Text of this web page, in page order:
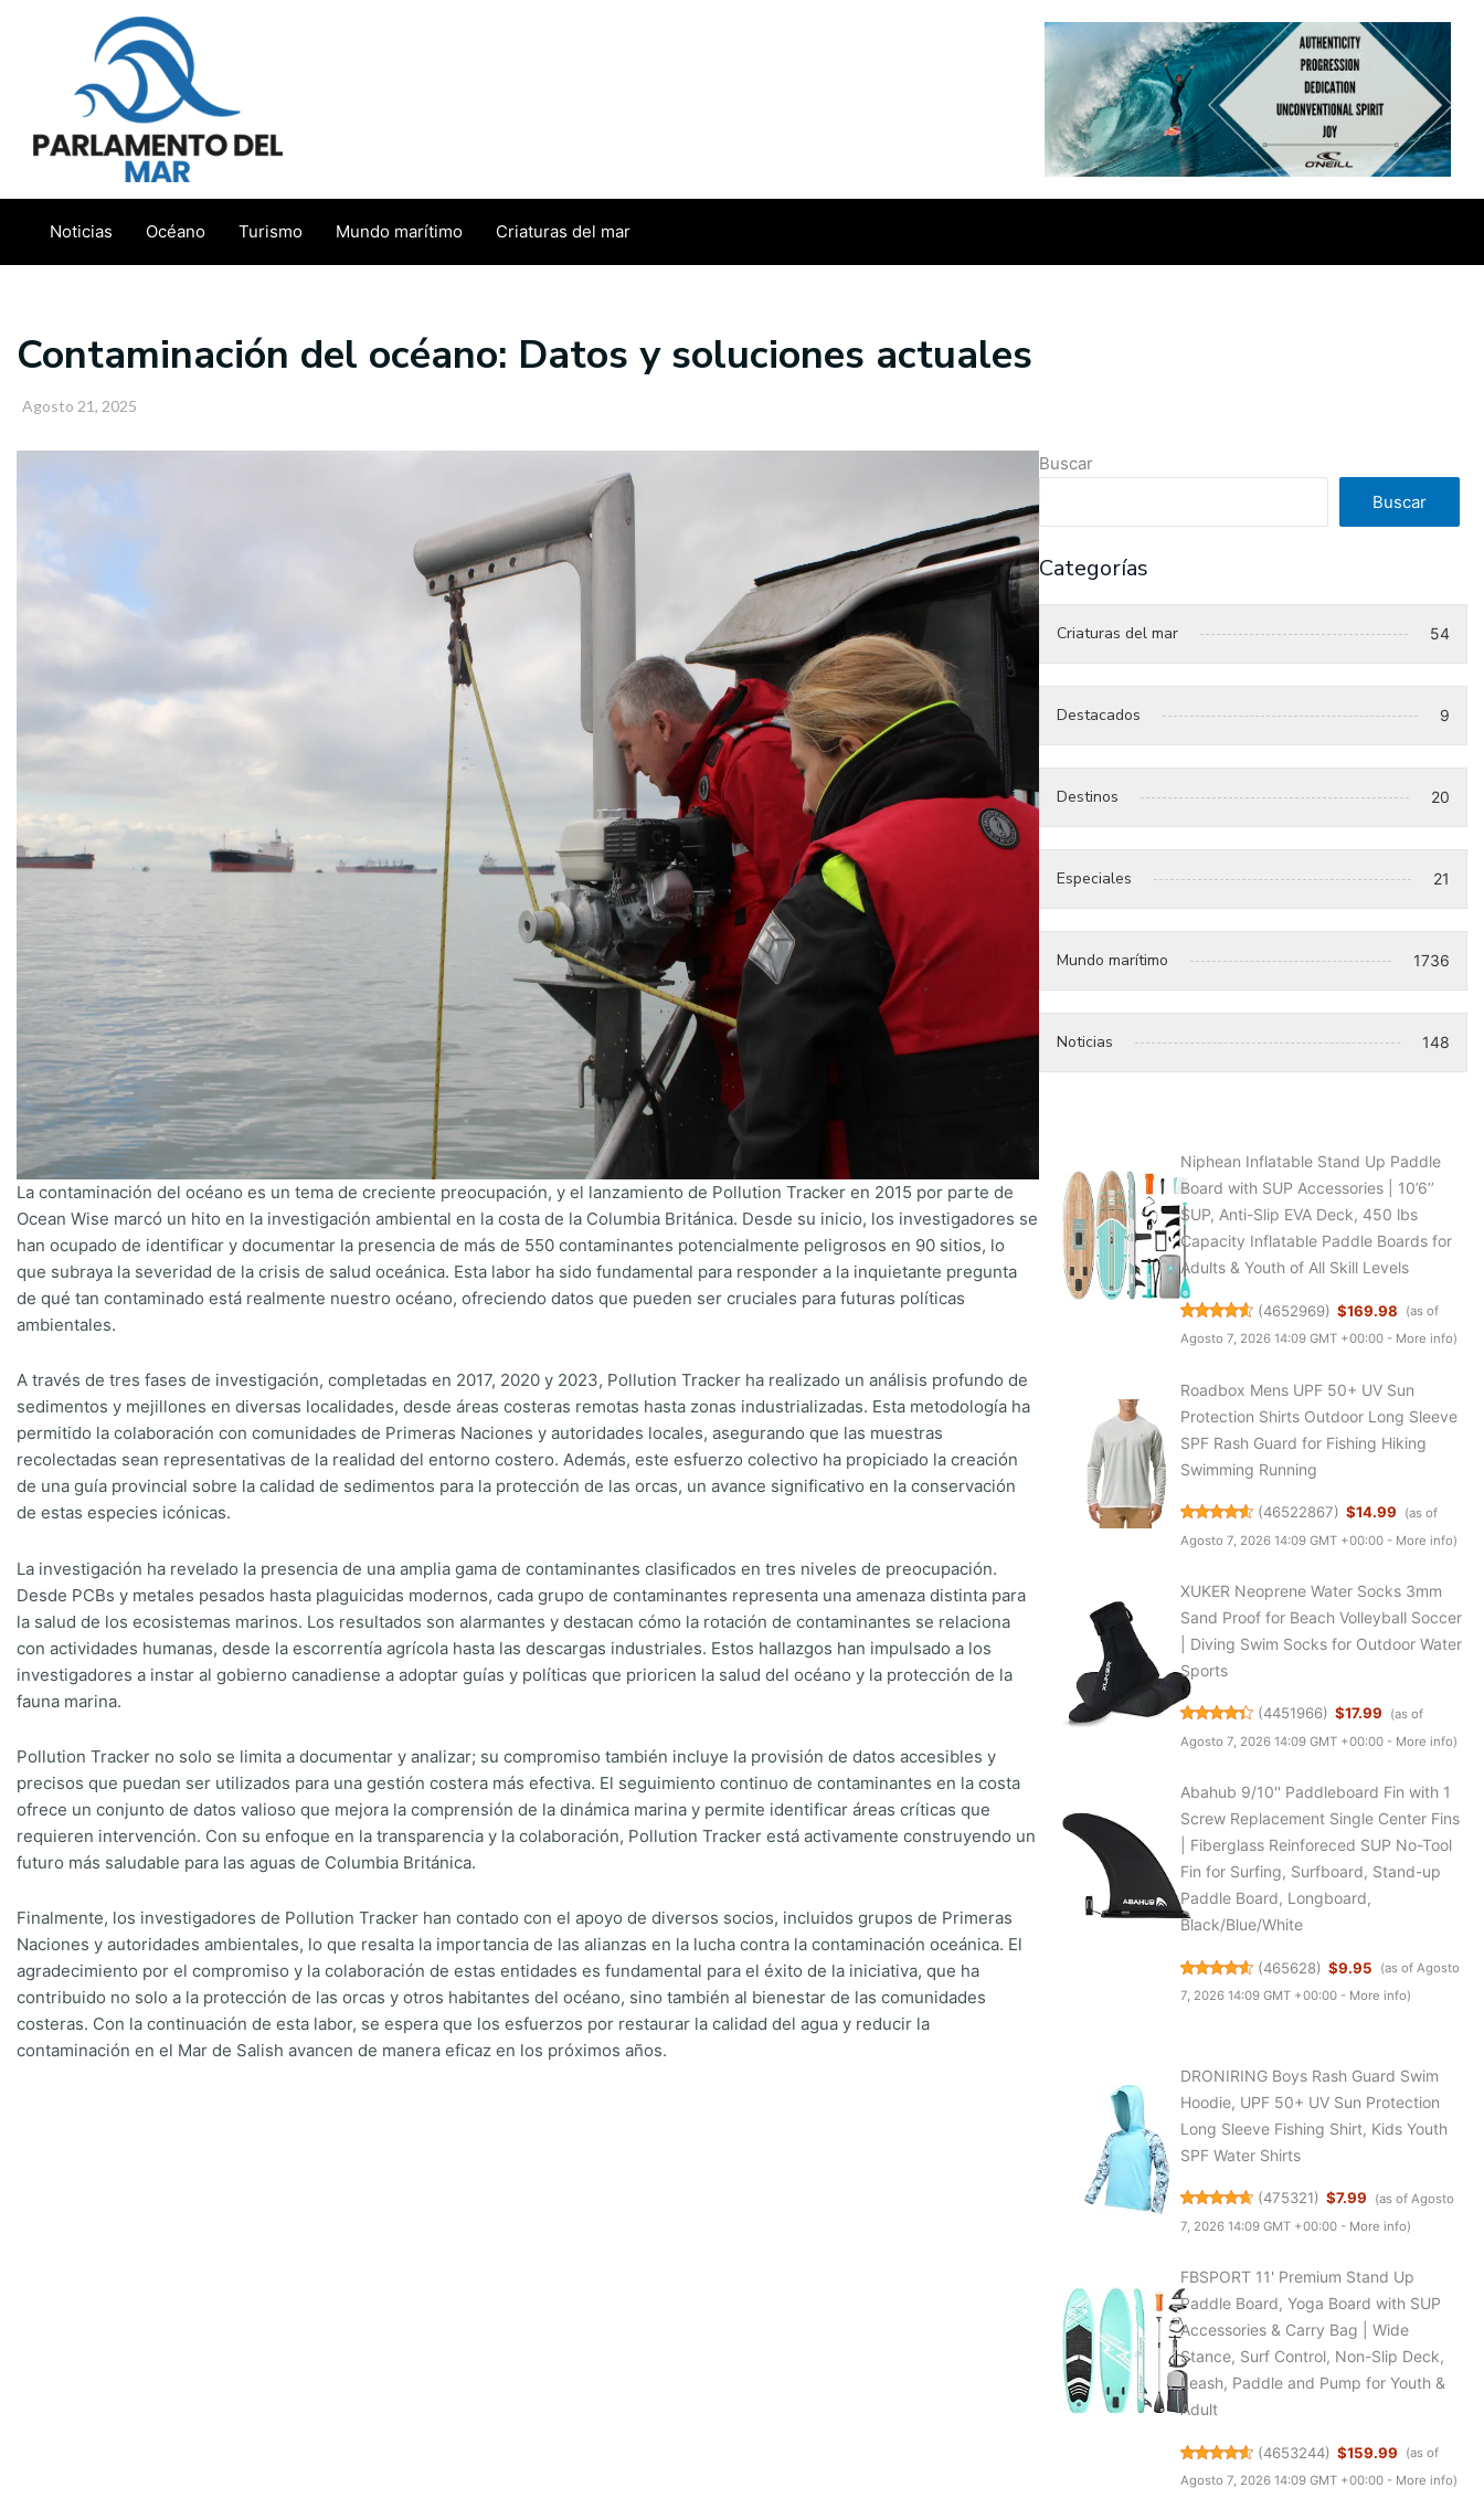
Noticias Océano Turismo Mundo marítimo Criaturas del mar
Contaminación del océano: Datos y soluciones actuales
Agosto 21, 2025
La contaminación del océano es un tema de creciente preocupación, y el lanzamiento de Pollution Tracker en 2015 por parte de
Ocean Wise marcó un hito en la investigación ambiental en la costa de la Columbia Británica. Desde su inicio, los investigadores se
han ocupado de identificar y documentar la presencia de más de 550 contaminantes potencialmente peligrosos en 90 sitios, lo
que subraya la severidad de la crisis de salud oceánica. Esta labor ha sido fundamental para responder a la inquietante pregunta
de qué tan contaminado está realmente nuestro océano, ofreciendo datos que pueden ser cruciales para futuras políticas
ambientales.
A través de tres fases de investigación, completadas en 2017, 2020 y 2023, Pollution Tracker ha realizado un análisis profundo de
sedimentos y mejillones en diversas localidades, desde áreas costeras remotas hasta zonas industrializadas. Esta metodología ha
permitido la colaboración con comunidades de Primeras Naciones y autoridades locales, asegurando que las muestras
recolectadas sean representativas de la realidad del entorno costero. Además, este esfuerzo colectivo ha propiciado la creación
de una guía provincial sobre la calidad de sedimentos para la protección de las orcas, un avance significativo en la conservación
de estas especies icónicas.
La investigación ha revelado la presencia de una amplia gama de contaminantes clasificados en tres niveles de preocupación.
Desde PCBs y metales pesados hasta plaguicidas modernos, cada grupo de contaminantes representa una amenaza distinta para
la salud de los ecosistemas marinos. Los resultados son alarmantes y destacan cómo la rotación de contaminantes se relaciona
con actividades humanas, desde la escorrentía agrícola hasta las descargas industriales. Estos hallazgos han impulsado a los
investigadores a instar al gobierno canadiense a adoptar guías y políticas que prioricen la salud del océano y la protección de la
fauna marina.
Pollution Tracker no solo se limita a documentar y analizar; su compromiso también incluye la provisión de datos accesibles y
precisos que puedan ser utilizados para una gestión costera más efectiva. El seguimiento continuo de contaminantes en la costa
ofrece un conjunto de datos valioso que mejora la comprensión de la dinámica marina y permite identificar áreas críticas que
requieren intervención. Con su enfoque en la transparencia y la colaboración, Pollution Tracker está activamente construyendo un
futuro más saludable para las aguas de Columbia Británica.
Finalmente, los investigadores de Pollution Tracker han contado con el apoyo de diversos socios, incluidos grupos de Primeras
Naciones y autoridades ambientales, lo que resalta la importancia de las alianzas en la lucha contra la contaminación oceánica. El
agradecimiento por el compromiso y la colaboración de estas entidades es fundamental para el éxito de la iniciativa, que ha
contribuido no solo a la protección de las orcas y otros habitantes del océano, sino también al bienestar de las comunidades
costeras. Con la continuación de esta labor, se espera que los esfuerzos por restaurar la calidad del agua y reducir la
contaminación en el Mar de Salish avancen de manera eficaz en los próximos años.
Buscar
Buscar
Categorías
Criaturas del mar 54
Destacados 9
Destinos 20
Especiales 21
Mundo marítimo 1736
Noticias 148
Niphean Inflatable Stand Up Paddle
Board with SUP Accessories | 10’6’’
SUP, Anti-Slip EVA Deck, 450 lbs
Capacity Inflatable Paddle Boards for
Adults & Youth of All Skill Levels
(4652969) $169.98
(as of
Agosto 7, 2026 14:09 GMT +00:00 - More info)
Roadbox Mens UPF 50+ UV Sun
Protection Shirts Outdoor Long Sleeve
SPF Rash Guard for Fishing Hiking
Swimming Running
(46522867) $14.99
(as of
Agosto 7, 2026 14:09 GMT +00:00 - More info)
XUKER Neoprene Water Socks 3mm
Sand Proof for Beach Volleyball Soccer
| Diving Swim Socks for Outdoor Water
Sports
(4451966) $17.99
(as of
Agosto 7, 2026 14:09 GMT +00:00 - More info)
Abahub 9/10'' Paddleboard Fin with 1
Screw Replacement Single Center Fins
| Fiberglass Reinforeced SUP No-Tool
Fin for Surfing, Surfboard, Stand-up
Paddle Board, Longboard,
Black/Blue/White
(465628) $9.95
(as of Agosto
7, 2026 14:09 GMT +00:00 - More info)
DRONIRING Boys Rash Guard Swim
Hoodie, UPF 50+ UV Sun Protection
Long Sleeve Fishing Shirt, Kids Youth
SPF Water Shirts
(475321) $7.99
(as of Agosto
7, 2026 14:09 GMT +00:00 - More info)
FBSPORT 11' Premium Stand Up
Paddle Board, Yoga Board with SUP
Accessories & Carry Bag | Wide
Stance, Surf Control, Non-Slip Deck,
Leash, Paddle and Pump for Youth &
Adult
(4653244) $159.99
(as of
Agosto 7, 2026 14:09 GMT +00:00 - More info)